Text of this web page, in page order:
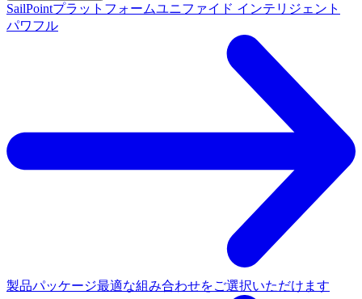
SailPointプラットフォームユニファイド インテリジェント
パワフル
製品パッケージ最適な組み合わせをご選択いただけます